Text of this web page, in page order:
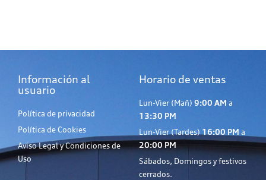
Información al
usuario
Política de privacidad
Política de Cookies
Aviso Legal y Condiciones de
Uso
Horario de ventas
Lun-Vier (Mañ) 9:00 AM a
13:30 PM
Lun-Vier (Tardes) 16:00 PM a
20:00 PM
Sábados, Domingos y festivos
cerrados.